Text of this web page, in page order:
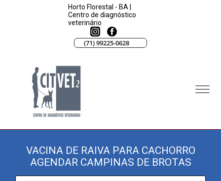
Horto Florestal - BA |
Centro de diagnóstico
veterinário
(71) 99225-0628
VACINA DE RAIVA PARA CACHORRO
AGENDAR CAMPINAS DE BROTAS